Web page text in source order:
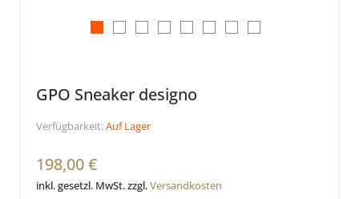
GPO Sneaker designo
Verfügbarkeit:Auf Lager
198,00 €
inkl. gesetzl. MwSt. zzgl.Versandkosten